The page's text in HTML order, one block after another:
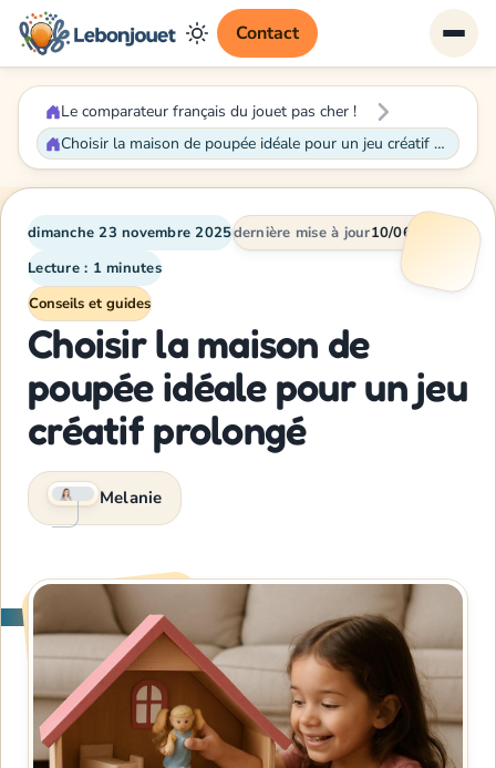
Contact
Le comparateur français du jouet pas cher !
Choisir la maison de poupée idéale pour un jeu créatif prolongé
dimanche 23 novembre 2025dernière mise à jour10/06/2026
Lecture : 1 minutes
Conseils et guides
Choisir la maison de
poupée idéale pour un jeu
créatif prolongé
Melanie